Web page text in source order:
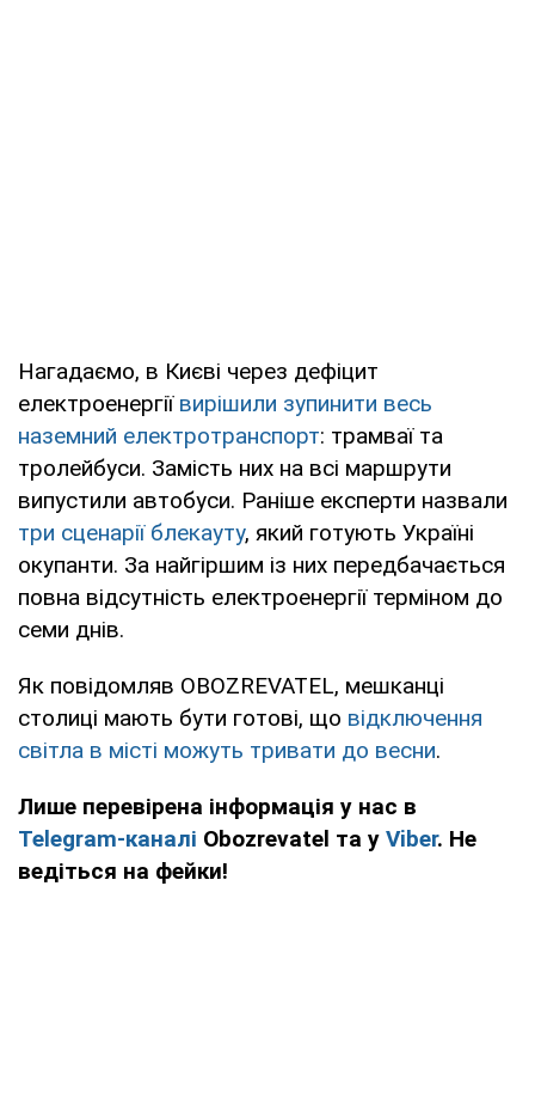
Нагадаємо, в Києві через дефіцит
електроенергії вирішили зупинити весь
наземний електротранспорт: трамваї та
тролейбуси. Замість них на всі маршрути
випустили автобуси. Раніше експерти назвали
три сценарії блекауту, який готують Україні
окупанти. За найгіршим із них передбачається
повна відсутність електроенергії терміном до
семи днів.
Як повідомляв OBOZREVATEL, мешканці
столиці мають бути готові, що відключення
світла в місті можуть тривати до весни.
Лише перевірена інформація у нас в
Telegram-каналі Obozrevatel та у Viber. Не
ведіться на фейки!